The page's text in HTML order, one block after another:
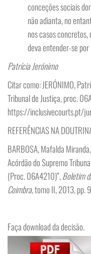
conceções sociais
não adianta, no
nos casos concretos,
deva entender-se por
Patrícia Jerónimo
Citar como: JERÓNIMO,
Tribunal de Justiça, proc.
https://inclusivecourts.pt/
REFERÊNCIAS NA
BARBOSA, Mafalda
Acórdão do Supremo
(Proc. 06A4210)”,Boletim
Coimbra,tomo II, 2013, pp.
Faça download da decisão.